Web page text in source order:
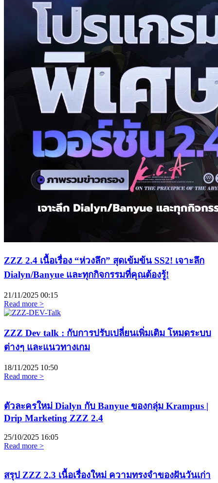
ZZZ 2.4 เนื้อเรื่อง “ห่วงลึก” สุดเข้มข้น SS2! เจาะลึก
Dialyn/Banyue และทุกกิจกรรมที่คุณต้องรู้!
21/11/2025 00:15
Read more >
ZZZ Dev talk : กับการปรับเปลี่ยนเพิ่มเติม โหมดระบบ
ต่างๆ และแนวทางเกม
18/11/2025 10:50
Read more >
ตัวละครใหม่ Dialyn กับ Banyue ของกลุ่ม Krampus |
Drip Marketing ZZZ 2.4
25/10/2025 16:05
Read more >
สรุป ZZZ 2.3 เนื้อเรื่องใหม่ ความทรงจำของฝันวันเก่า